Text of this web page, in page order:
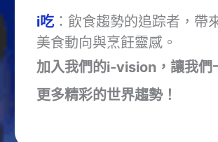
i吃：飲食趨勢的追踪者，帶
美食動向與烹飪靈感。
加入我們的i-vision，讓我們
更多精彩的世界趨勢！